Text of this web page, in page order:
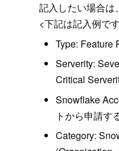
記入したい場合は
<下記は記入例で
Type: Feature
Serverity:
Critical
Snowflake
トから申請す
Category: